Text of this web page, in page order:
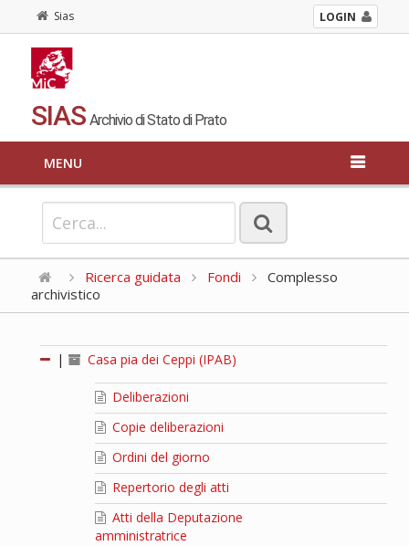
Sias LOGIN
SIAS Archivio di Stato di Prato
MENU
Ricerca guidata Fondi
Complesso
archivistico
| Casa pia dei Ceppi (IPAB)
Deliberazioni
Copie deliberazioni
Ordini del giorno
Repertorio degli atti
Atti della Deputazione
amministratrice